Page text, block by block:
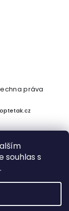
souhlas s
.
práva
vystavit
přijatou